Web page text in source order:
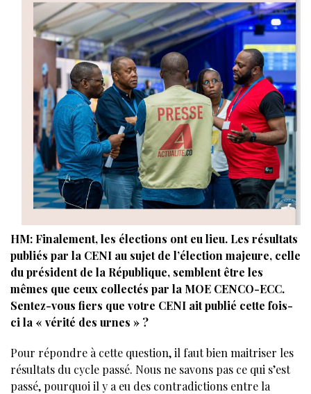
HM: Finalement, les élections ont eu lieu. Les résultats
publiés par la CENI au sujet de l’élection majeure, celle
du président de la République, semblent être les
mêmes que ceux collectés par la MOE CENCO-ECC.
Sentez-vous fiers que votre CENI ait publié cette fois-
ci la « vérité des urnes » ?
Pour répondre à cette question, il faut bien maitriser les
résultats du cycle passé. Nous ne savons pas ce qui s’est
passé, pourquoi il y a eu des contradictions entre la